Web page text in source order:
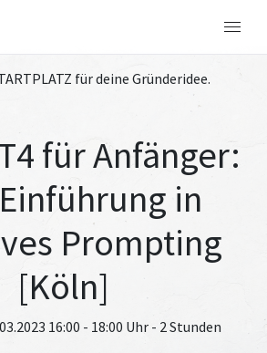
für deine Gründeridee.
für Anfänger:
in
Prompting
[Köln]
16:00 - 18:00 Uhr - 2 Stunden